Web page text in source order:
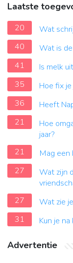
Laatste
20
Wat
40
Wat is
41
Is melk
35
Hoe fix
36
Heeft
21
Hoe
jaar?
21
Mag een
27
Wat zijn
27
Wat zie
31
Kun je
Advertentie